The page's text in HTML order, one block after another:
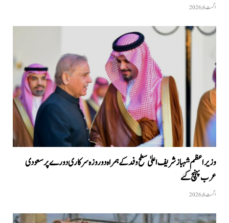
اگست 6, 2026
وزیراعظم شہبازشریف اعلیٰ سطح وفد کے ہمراہ دو روزه سرکاری دورے پر سعودی
عرب پہنچ گئے
اگست 6, 2026